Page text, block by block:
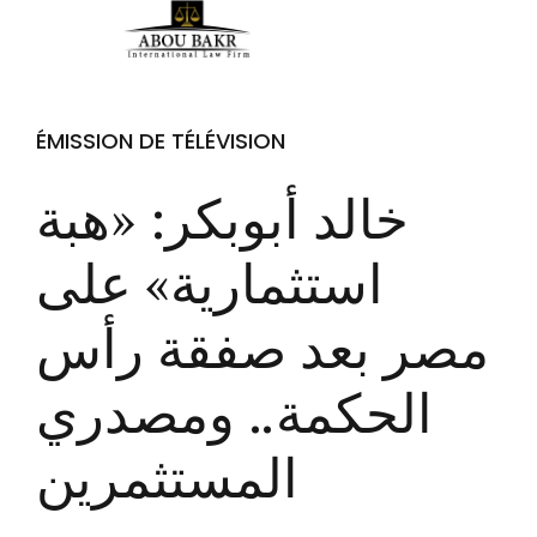
ÉMISSION DE TÉLÉVISION
خالد أبوبكر: «هبة
استثمارية» على
مصر بعد صفقة رأس
الحكمة.. ومصدري
المستثمرين